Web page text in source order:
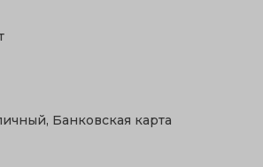
Банковская карта